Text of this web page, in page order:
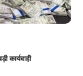
कार्यवाही